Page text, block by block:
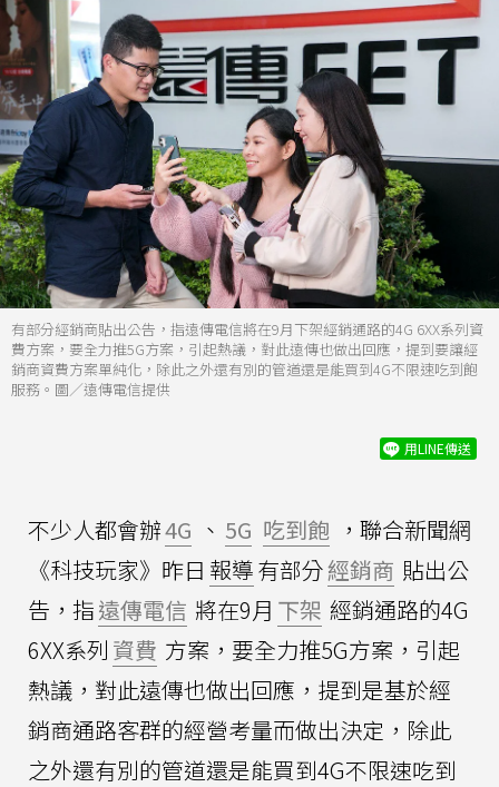
有部分經銷商貼出公告，指遠傳電信將在9月下架經銷通路的4G 6XX系列資
費方案，要全力推5G方案，引起熱議，對此遠傳也做出回應，提到要讓經
銷商資費方案單純化，除此之外還有別的管道還是能買到4G不限速吃到飽
服務。圖／遠傳電信提供
用LINE傳送
不少人都會辦4G 、 5G 吃到飽 ，聯合新聞網
《科技玩家》昨日 報導有部分經銷商 貼出公
告，指遠傳電信 將在9月 下架 經銷通路的4G
6XX系列 資費 方案，要全力推5G方案，引起
熱議，對此遠傳也做出回應，提到是基於經
銷商通路客群的經營考量而做出決定，除此
之外還有別的管道還是能買到4G不限速吃到